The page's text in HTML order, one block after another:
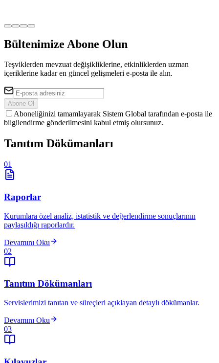
Bültenimize Abone Olun
Teşviklerden mevzuat değişikliklerine, etkinliklerden uzman
içeriklerine kadar en güncel gelişmeleri e-posta ile alın.
Abone Ol
Aboneliğinizi tamamlayarak Sistem Global tarafından e-posta ile
bilgilendirme gönderilmesini kabul etmiş olursunuz.
Tanıtım Dökümanları
01
Raporlar
Kurumlara özel analiz, istatistik ve değerlendirme sonuçlarının
paylaşıldığı raporlardır.
Devamını Oku
02
Tanıtım Dökümanları
Servislerimizi tanıtan ve süreçleri açıklayan detaylı dökümanlar.
Devamını Oku
03